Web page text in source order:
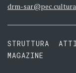
drm-
STRUTTURA
MAGAZINE